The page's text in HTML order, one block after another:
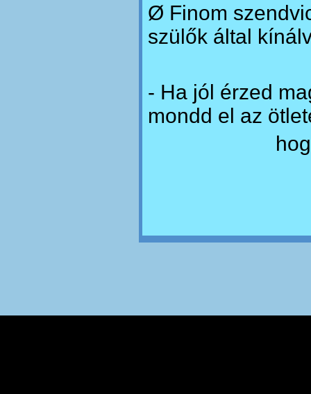
Ø Finom
szülők által
- Ha jól érzed
mondd el az